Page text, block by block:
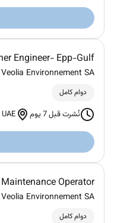
Engineer- Epp-Gulf
Veolia Environnement SA
دوام كامل
نُشرت قبل 7 يوم UAE
Operator
Veolia Environnement SA
دوام كامل